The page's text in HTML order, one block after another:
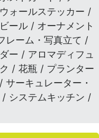
ォールステッカー /
ール / オーナメント
レーム・写真立て /
ー / アロマディフュ
/ 花瓶 / プランター
ーキュレーター・
システムキッチン /